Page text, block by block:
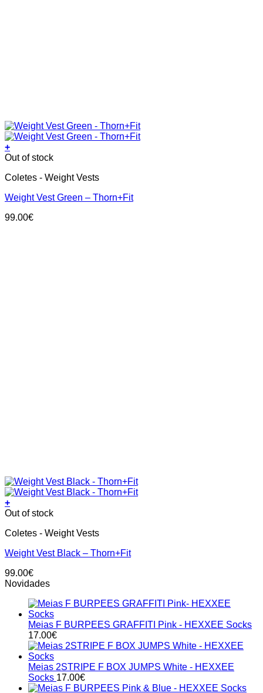
+
Out of stock
Coletes - Weight Vests
Weight Vest Green – Thorn+Fit
99.00€
+
Out of stock
Coletes - Weight Vests
Weight Vest Black – Thorn+Fit
99.00€
Novidades
Meias F BURPEES GRAFFITI Pink - HEXXEE Socks
17.00€
Meias 2STRIPE F BOX JUMPS White - HEXXEE
Socks 17.00€